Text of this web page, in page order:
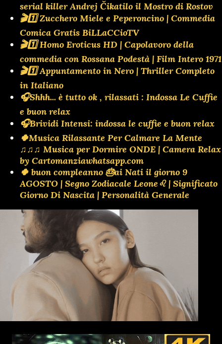
serial killer Andrej Čikatilo il Mostro di Rostov
🎬1️⃣ Zucchero Miele e Peperoncino | Commedia
Comica Gratis BiLLaCCioTV
🎬1️⃣ Homo Eroticus HD | Capolavoro della
commedia con Rossana Podestà | Film Intero 1971
🎬1️⃣ Appuntamento in Nero | Thriller Completo
in Italiano
🎧Shhh... è tutto ok , rilassati : Indossa Le Cuffie
e buon relax
🎧Brividi Intensi: indossa le cuffie e buon relax
🍀Musica Rilassante Per Calmare La Mente
♫♫♫ Musica per Dormire ONDE | Camera Relax
by Cartomanziawhatsapp.com
🍀 buon compleanno 🎂ai Nati il giorno 9
AGOSTO | Segno Zodiacale Leone♌ | Significato
Giorno Di Nascita | Personalità Generale